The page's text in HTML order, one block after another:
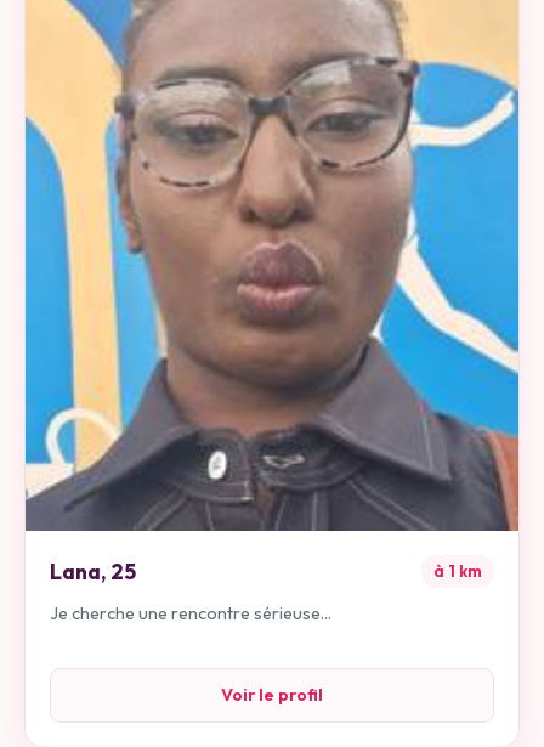
Lana, 25 à 1 km
Je cherche une rencontre sérieuse...
Voir le profil